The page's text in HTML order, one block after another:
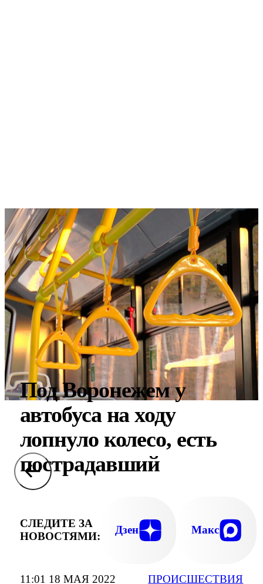
11:01 18 МАЯ 2022
ПРОИСШЕСТВИЯ
Под Воронежем у
автобуса на ходу
лопнуло колесо, есть
пострадавший
СЛЕДИТЕ ЗА
НОВОСТЯМИ:
Дзен Макс